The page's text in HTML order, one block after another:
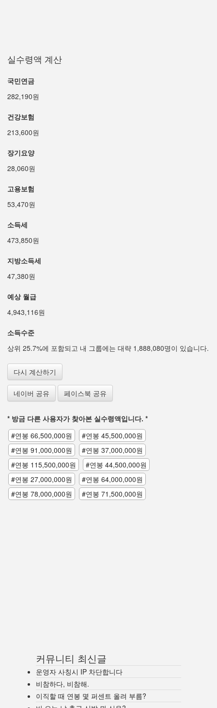
실수령액 계산
국민연금
282,190원
건강보험
213,600원
장기요양
28,060원
고용보험
53,470원
소득세
473,850원
지방소득세
47,380원
예상 월급
4,943,116원
소득수준
상위 25.7%에 포함되고 내 그룹에는 대략 1,888,080명이 있습니다.
다시 계산하기
네이버 공유 페이스북 공유
* 방금 다른 사용자가 찾아본 실수령액입니다. *
#연봉 66,500,000원
#연봉 45,500,000원
#연봉 91,000,000원
#연봉 37,000,000원
#연봉 115,500,000원
#연봉 44,500,000원
#연봉 27,000,000원
#연봉 64,000,000원
#연봉 78,000,000원
#연봉 71,500,000원
커뮤니티 최신글
운영자 사칭시 IP 차단합니다
비참하다, 비참해.
이직할 때 연봉 몇 퍼센트 올려 부름?